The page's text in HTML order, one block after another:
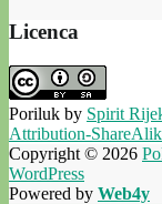
Licenca
Poriluk by Spirit
Attribution-
Copyright © 2026
WordPress
Powered by Web4y